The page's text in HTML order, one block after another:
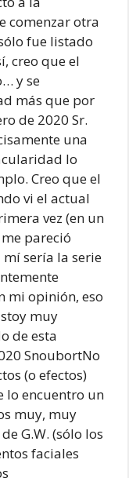
comenzar otra
fue listado
creo que el
y se
más que por
de 2020 Sr.
una
lo
Creo que el
vi el actual
vez (en un
pareció
sería la serie
mi opinión, eso
muy
de esta
SnoubortNo
(o efectos)
lo encuentro un
muy, muy
G.W. (sólo los
faciales